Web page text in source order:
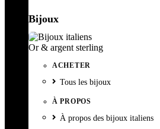
Bijoux
Or & argent sterling
ACHETER
Tous les bijoux
À PROPOS
À propos des bijoux italiens